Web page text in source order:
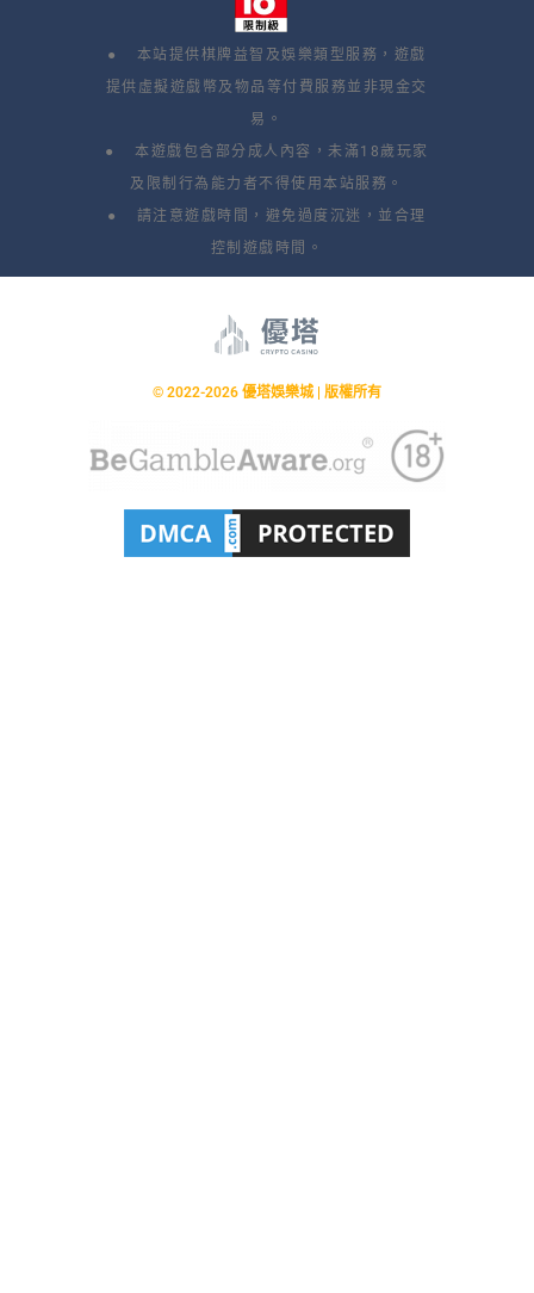
● 本站提供棋牌益智及娛樂類型服務，遊戲
提供虛擬遊戲幣及物品等付費服務並非現金交
易。
● 本遊戲包含部分成人內容，未滿18歲玩家
及限制行為能力者不得使用本站服務。
● 請注意遊戲時間，避免過度沉迷，並合理
控制遊戲時間。
© 2022-2026 優塔娛樂城 | 版權所有